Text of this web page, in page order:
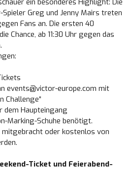
Greg und Jenny Mairs treten
Fans an. Die ersten 40
Chance, ab 11:30 Uhr gegen das
events@victor-europe.com mit
Challenge“
dem Haupteingang
Marking-Schuhe benötigt.
oder kostenlos von
Ticket und Feierabend-